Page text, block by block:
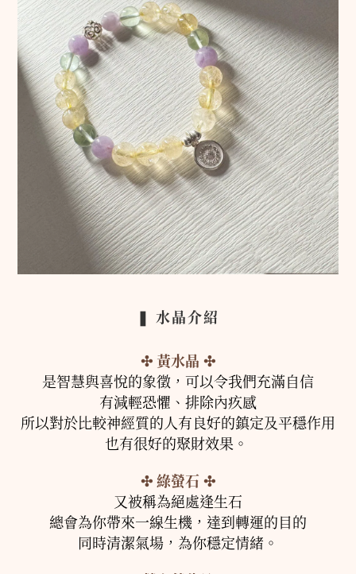
❚ 水晶介紹
✣ 黃水晶 ✣
是智慧與喜悅的象徵，可以令我們充滿自信
有減輕恐懼、排除內疚感
所以對於比較神經質的人有良好的鎮定及平穩作用
也有很好的聚財效果。
✣ 綠螢石 ✣
又被稱為絕處逢生石
總會為你帶來一線生機， 達到轉運的目的
同時清潔氣場，為你穩定情緒。